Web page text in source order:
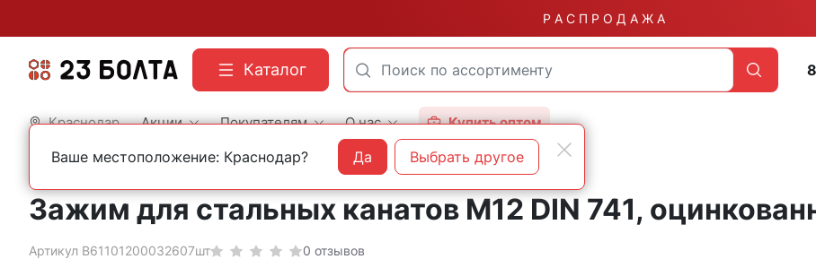
Р А С П Р О Д А Ж А
Каталог
Краснодар Акции Покупателям О нас Купить оптом
Главная Грузовой крепеж Такелаж Зажимы и соединители Зажимы
Зажим для стальных канатов М12 DIN 741,
Артикул B61101200032607шт 0 отзывов
Ваше местоположение: Краснодар? Да Выбрать другое